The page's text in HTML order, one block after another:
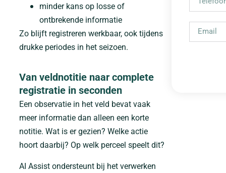
minder kans op losse of
ontbrekende informatie
Zo blijft registreren werkbaar, ook tijdens
drukke periodes in het seizoen.
Van veldnotitie naar complete
registratie in seconden
Een observatie in het veld bevat vaak
meer informatie dan alleen een korte
notitie. Wat is er gezien? Welke actie
hoort daarbij? Op welk perceel speelt dit?
AI Assist ondersteunt bij het verwerken